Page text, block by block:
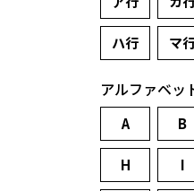
ハ行 マ
アルファベッ
A B
H I